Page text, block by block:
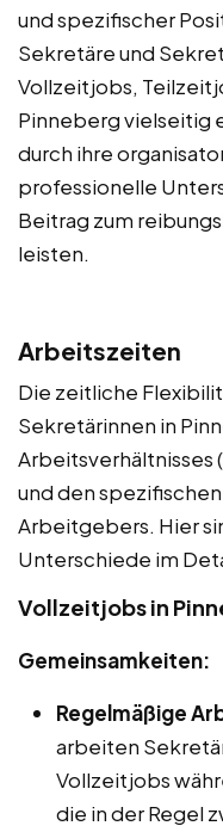
und spezifischer
Sekretäre und
Vollzeitjobs,
Pinneberg vielseitig
durch ihre
professionelle
Beitrag zum
leisten.
Arbeitszeiten
Die zeitliche
Sekretärinnen in
Arbeitsverhältnisses
und den
Arbeitgebers. Hier
Unterschiede im
Vollzeitjobs in
Gemeinsamkeiten:
Regelmäßige
arbeiten
Vollzeitjobs
die in der Regel